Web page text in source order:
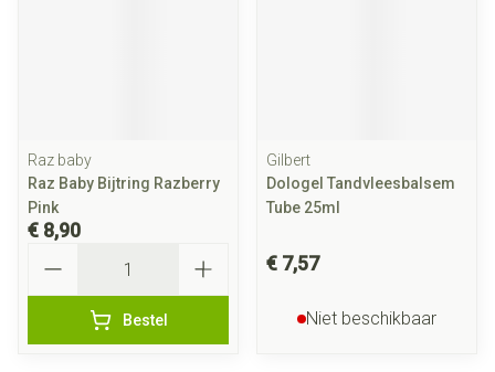
Raz baby
Raz Baby Bijtring Razberry
Pink
€ 8,90
Bestel
Gilbert
Dologel Tandvleesbalsem
Tube 25ml
€ 7,57
Niet beschikbaar